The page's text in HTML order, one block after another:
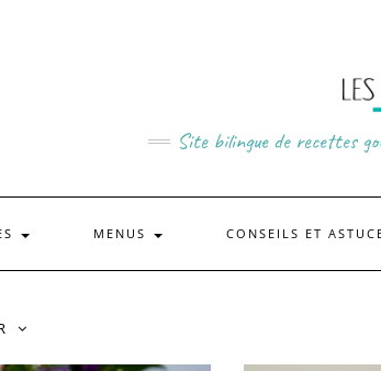
Site bilingue de recettes
MENUS CONSEILS ET